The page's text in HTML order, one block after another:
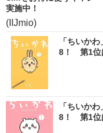
実施中！
(IIJmio)
「ちいか
8！ 第1位
「ちいか
8！ 第1位